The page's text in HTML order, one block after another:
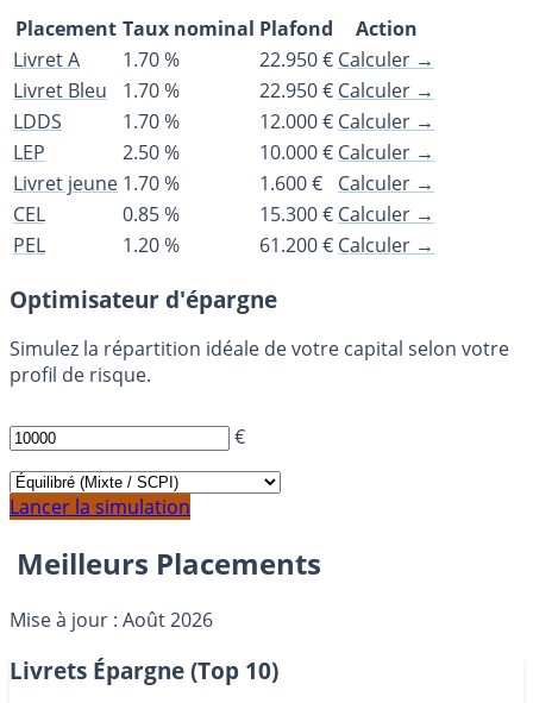
Placement Taux nominal Plafond
Action
Livret A
1.70 % 22.950 € Calculer →
Livret Bleu
1.70 % 22.950 € Calculer →
LDDS
1.70 % 12.000 € Calculer →
LEP
2.50 % 10.000 € Calculer →
Livret jeune 1.70 % 1.600 €
Calculer →
CEL
0.85 % 15.300 € Calculer →
PEL
1.20 % 61.200 € Calculer →
Optimisateur d'épargne
Simulez la répartition idéale de votre capital selon votre
profil de risque.
€
Lancer la simulation
Meilleurs Placements
Mise à jour : Août 2026
Livrets Épargne (Top 10)